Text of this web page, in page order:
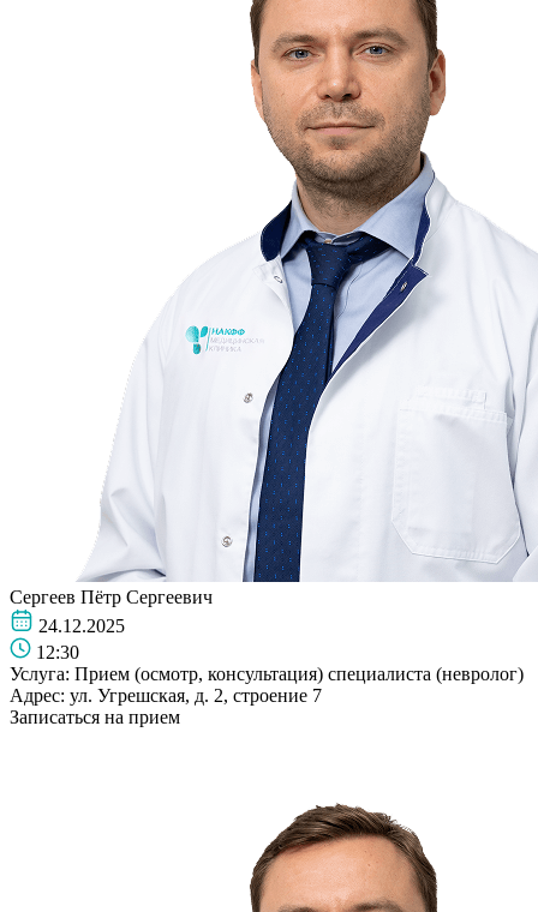
Сергеев Пётр Сергеевич
24.12.2025
12:30
Услуга: Прием (осмотр, консультация) специалиста (невролог)
Адрес: ул. Угрешская, д. 2, строение 7
Записаться на прием